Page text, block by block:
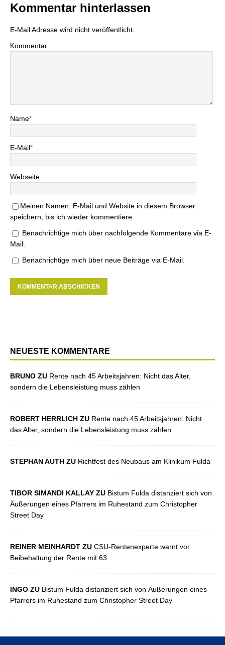
Kommentar hinterlassen
E-Mail Adresse wird nicht veröffentlicht.
Kommentar
Name*
E-Mail*
Webseite
Meinen Namen, E-Mail und Website in diesem Browser
speichern, bis ich wieder kommentiere.
Benachrichtige mich über nachfolgende Kommentare via E-
Mail.
Benachrichtige mich über neue Beiträge via E-Mail.
NEUESTE KOMMENTARE
BRUNO ZU Rente nach 45 Arbeitsjahren: Nicht das Alter,
sondern die Lebensleistung muss zählen
ROBERT HERRLICH ZU Rente nach 45 Arbeitsjahren: Nicht
das Alter, sondern die Lebensleistung muss zählen
STEPHAN AUTH ZU Richtfest des Neubaus am Klinikum Fulda
TIBOR SIMANDI KALLAY ZU Bistum Fulda distanziert sich von
Äußerungen eines Pfarrers im Ruhestand zum Christopher
Street Day
REINER MEINHARDT ZU CSU-Rentenexperte warnt vor
Beibehaltung der Rente mit 63
INGO ZU Bistum Fulda distanziert sich von Äußerungen eines
Pfarrers im Ruhestand zum Christopher Street Day